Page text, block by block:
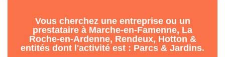
Vous cherchez une entreprise ou un
prestataire à Marche-en-Famenne, La
Roche-en-Ardenne, Rendeux, Hotton &
entités dont l'activité est : Parcs & Jardins.